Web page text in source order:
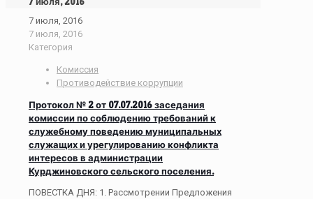
7 июля, 2016
7 июля, 2016
Категория
Комиссия
Противодействие коррупции
Протокол № 2 от 07.07.2016 заседания
комиссии по соблюдению требований к
служебному поведению муниципальных
служащих и урегулированию конфликта
интересов в администрации
Курджиновского сельского поселения.
ПОВЕСТКА ДНЯ: 1. Рассмотрении Предложения